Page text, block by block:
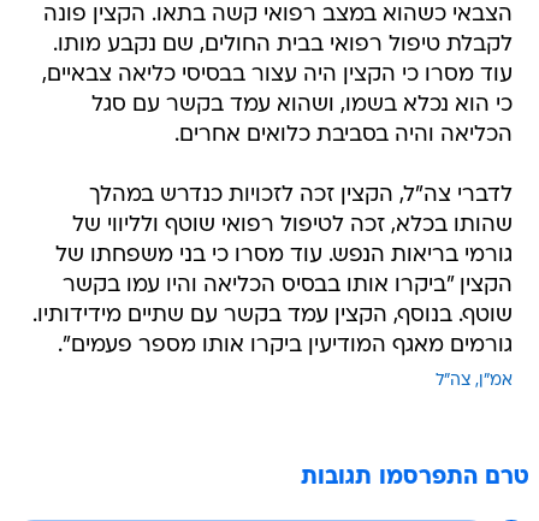
הצבאי כשהוא במצב רפואי קשה בתאו. הקצין פונה
לקבלת טיפול רפואי בבית החולים, שם נקבע מותו.
עוד מסרו כי הקצין היה עצור בבסיסי כליאה צבאיים,
כי הוא נכלא בשמו, ושהוא עמד בקשר עם סגל
הכליאה והיה בסביבת כלואים אחרים.
לדברי צה"ל, הקצין זכה לזכויות כנדרש במהלך
שהותו בכלא, זכה לטיפול רפואי שוטף ולליווי של
גורמי בריאות הנפש. עוד מסרו כי בני משפחתו של
הקצין "ביקרו אותו בבסיס הכליאה והיו עמו בקשר
שוטף. בנוסף, הקצין עמד בקשר עם שתיים מידידותיו.
גורמים מאגף המודיעין ביקרו אותו מספר פעמים".
אמ"ן צה"ל
טרם התפרסמו תגובות